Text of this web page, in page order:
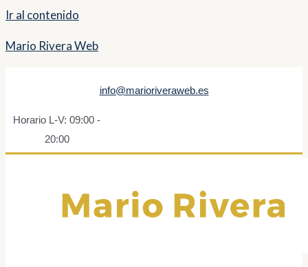
Ir al contenido
Mario Rivera Web
info@marioriveraweb.es
Horario L-V: 09:00 -
20:00